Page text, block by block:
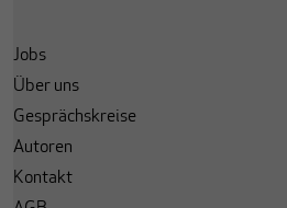
Jobs
Über uns
Gesprächskreise
Autoren
Kontakt